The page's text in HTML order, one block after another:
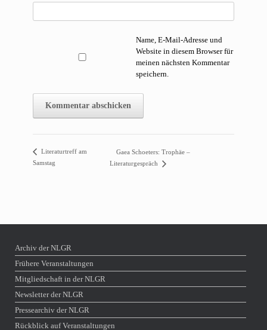
Name, E-Mail-Adresse und
Website in diesem Browser für
meinen nächsten Kommentar
speichern.
Literaturtreff am
Samstag
Gaea Schoeters: Trophäe –
Literaturgespräch
Archiv der NLGR
Frühere Veranstaltungen
Mitgliedschaft in der NLGR
Newsletter der NLGR
Pressearchiv der NLGR
Rückblick auf Veranstaltungen